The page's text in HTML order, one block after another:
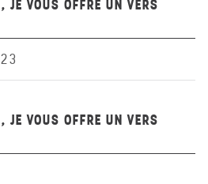
VOUS OFFRE UN VERS
VOUS OFFRE UN VERS